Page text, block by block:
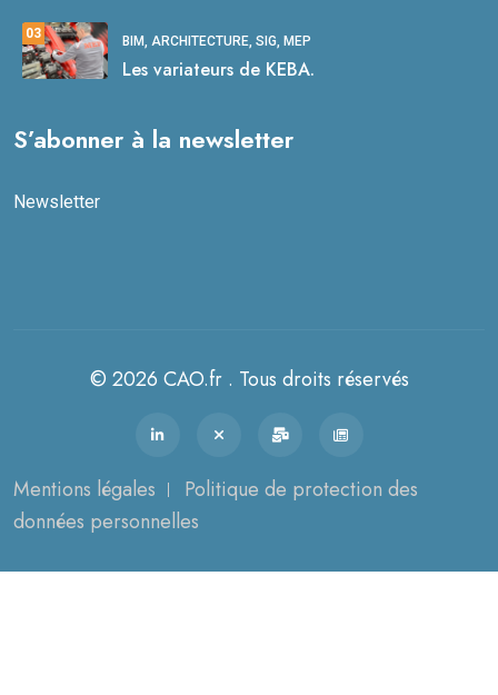
03 BIM, ARCHITECTURE, SIG, MEP
Les variateurs de KEBA.
S’abonner à la newsletter
Newsletter
© 2026 CAO.fr . Tous droits réservés
Mentions légales
Politique de protection des
données personnelles